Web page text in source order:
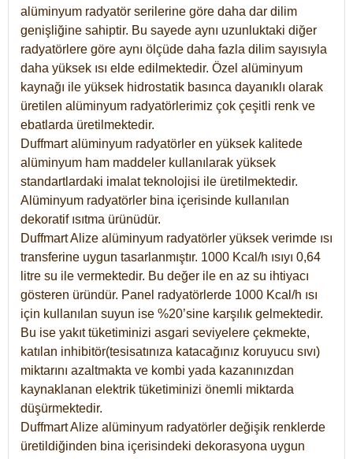
alüminyum radyatör serilerine göre daha dar dilim
genişliğine sahiptir. Bu sayede aynı uzunluktaki diğer
radyatörlere göre aynı ölçüde daha fazla dilim sayısıyla
daha yüksek ısı elde edilmektedir. Özel alüminyum
kaynağı ile yüksek hidrostatik basınca dayanıklı olarak
üretilen alüminyum radyatörlerimiz çok çeşitli renk ve
ebatlarda üretilmektedir.
Duffmart alüminyum radyatörler en yüksek kalitede
alüminyum ham maddeler kullanılarak yüksek
standartlardaki imalat teknolojisi ile üretilmektedir.
Alüminyum radyatörler bina içerisinde kullanılan
dekoratif ısıtma ürünüdür.
Duffmart Alize alüminyum radyatörler yüksek verimde ısı
transferine uygun tasarlanmıştır. 1000 Kcal/h ısıyı 0,64
litre su ile vermektedir. Bu değer ile en az su ihtiyacı
gösteren üründür. Panel radyatörlerde 1000 Kcal/h ısı
için kullanılan suyun ise %20’sine karşılık gelmektedir.
Bu ise yakıt tüketiminizi asgari seviyelere çekmekte,
katılan inhibitör(tesisatınıza katacağınız koruyucu sıvı)
miktarını azaltmakta ve kombi yada kazanınızdan
kaynaklanan elektrik tüketiminizi önemli miktarda
düşürmektedir.
Duffmart Alize alüminyum radyatörler değişik renklerde
üretildiğinden bina içerisindeki dekorasyona uygun